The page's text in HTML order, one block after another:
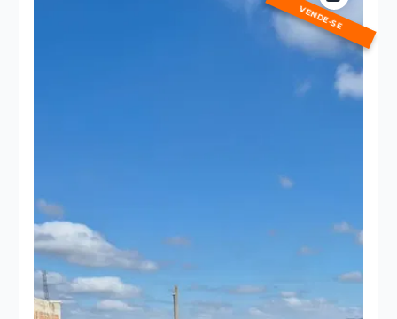
VENDE-SE